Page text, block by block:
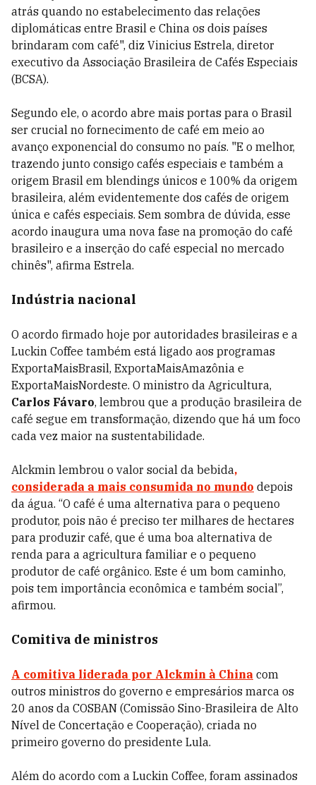
atrás quando no estabelecimento das relações
diplomáticas entre Brasil e China os dois países
brindaram com café", diz Vinicius Estrela, diretor
executivo da Associação Brasileira de Cafés Especiais
(BCSA).
Segundo ele, o acordo abre mais portas para o Brasil
ser crucial no fornecimento de café em meio ao
avanço exponencial do consumo no país. "E o melhor,
trazendo junto consigo cafés especiais e também a
origem Brasil em blendings únicos e 100% da origem
brasileira, além evidentemente dos cafés de origem
única e cafés especiais. Sem sombra de dúvida, esse
acordo inaugura uma nova fase na promoção do café
brasileiro e a inserção do café especial no mercado
chinês", afirma Estrela.
Indústria nacional
O acordo firmado hoje por autoridades brasileiras e a
Luckin Coffee também está ligado aos programas
ExportaMaisBrasil, ExportaMaisAmazônia e
ExportaMaisNordeste. O ministro da Agricultura,
Carlos Fávaro, lembrou que a produção brasileira de
café segue em transformação, dizendo que há um foco
cada vez maior na sustentabilidade.
Alckmin lembrou o valor social da bebida,
considerada a mais consumida no mundo depois
da água. “O café é uma alternativa para o pequeno
produtor, pois não é preciso ter milhares de hectares
para produzir café, que é uma boa alternativa de
renda para a agricultura familiar e o pequeno
produtor de café orgânico. Este é um bom caminho,
pois tem importância econômica e também social”,
afirmou.
Comitiva de ministros
A comitiva liderada por Alckmin à China com
outros ministros do governo e empresários marca os
20 anos da COSBAN (Comissão Sino-Brasileira de Alto
Nível de Concertação e Cooperação), criada no
primeiro governo do presidente Lula.
Além do acordo com a Luckin Coffee, foram assinados